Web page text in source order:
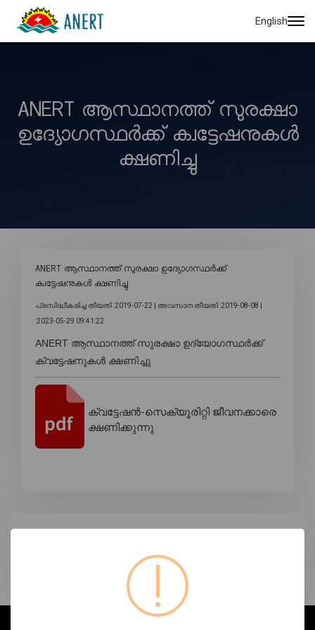
English
ANERT ആസ്ഥാനത്ത് സുരക്ഷാ
ഉദ്യോഗസ്ഥർക്ക് ക്വട്ടേഷനുകൾ
ക്ഷണിച്ചു
ANERT ആസ്ഥാനത്ത് സുരക്ഷാ ഉദ്യോഗസ്ഥർക്ക്
ക്വട്ടേഷനുകൾ ക്ഷണിച്ചു
പ്രസിദ്ധീകരിച്ച തീയതി :2019-07-22 | അവസാന തീയതി :2019-08-08 |
:2023-05-29 09:41:22
ANERT ആസ്ഥാനത്ത് സുരക്ഷാ ഉദ്യോഗസ്ഥർക്ക്
ക്വട്ടേഷനുകൾ ക്ഷണിച്ചു
ക്വട്ടേഷൻ-സെക്യൂരിറ്റി ജീവനക്കാരെ
ക്ഷണിക്കുന്നു